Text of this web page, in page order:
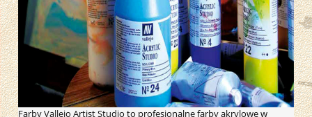
Farby Vallejo Artist Studio to profesjonalne farby akrylowe w